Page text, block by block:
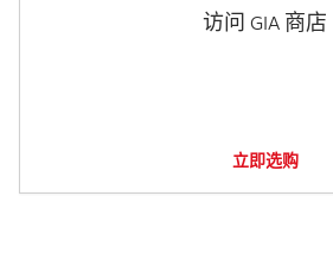
访问 GIA 商店
立即选购